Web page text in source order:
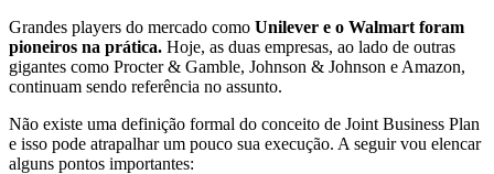
Grandes players do mercado como Unilever e o Walmart foram
pioneiros na prática. Hoje, as duas empresas, ao lado de outras
gigantes como Procter & Gamble, Johnson & Johnson e Amazon,
continuam sendo referência no assunto.
Não existe uma definição formal do conceito de Joint Business Plan
e isso pode atrapalhar um pouco sua execução. A seguir vou elencar
alguns pontos importantes: